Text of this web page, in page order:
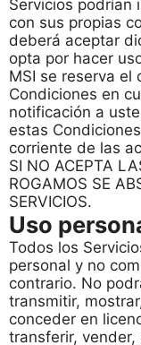
Servicios podrían
con sus propias
deberá aceptar
opta por hacer
MSI se reserva el
Condiciones en
notificación a
estas
corriente de las
SI NO ACEPTA
ROGAMOS SE
SERVICIOS.
Uso
Todos los
personal y no
contrario. No
transmitir,
conceder en
transferir, vender,